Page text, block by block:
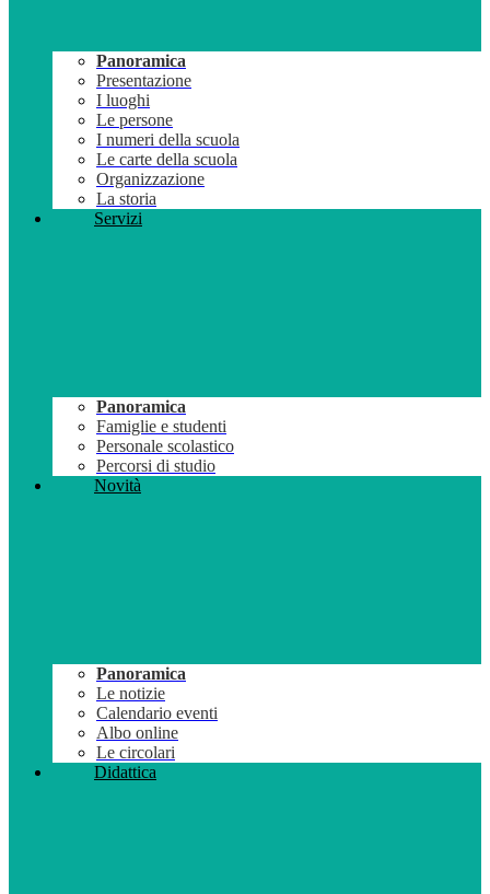
Panoramica
Presentazione
I luoghi
Le persone
I numeri della scuola
Le carte della scuola
Organizzazione
La storia
Servizi
Panoramica
Famiglie e studenti
Personale scolastico
Percorsi di studio
Novità
Panoramica
Le notizie
Calendario eventi
Albo online
Le circolari
Didattica